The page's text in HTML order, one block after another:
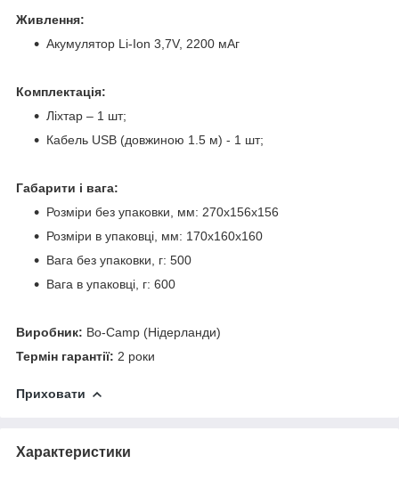
Живлення:
Акумулятор Li-Ion 3,7V, 2200 мАг
Комплектація:
Ліхтар – 1 шт;
Кабель USB (довжиною 1.5 м) - 1 шт;
Габарити і вага:
Розміри без упаковки, мм: 270х156х156
Розміри в упаковці, мм: 170х160х160
Вага без упаковки, г: 500
Вага в упаковці, г: 600
Виробник: Bo-Camp (Нідерланди)
Термін гарантії: 2 роки
Приховати
Характеристики